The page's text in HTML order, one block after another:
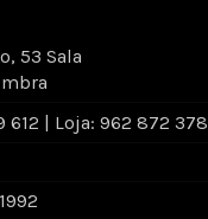
53 Sala
612 | Loja: 962 872 378